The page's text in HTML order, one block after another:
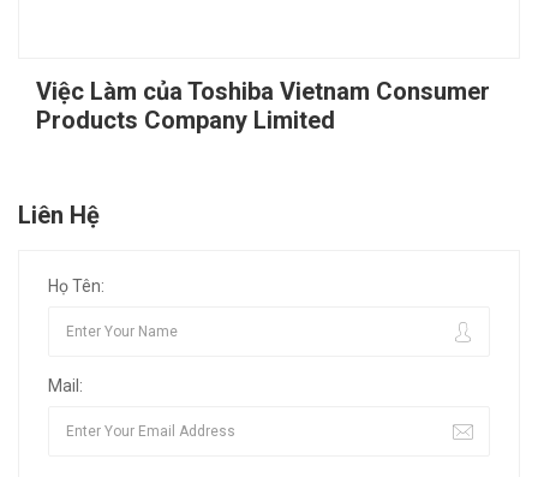
Việc Làm của Toshiba Vietnam Consumer
Products Company Limited
Liên Hệ
Họ Tên:
Mail: